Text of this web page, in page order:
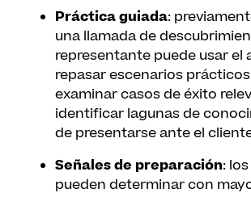
Práctica guiada:
una llamada de
representante puede usar el
repasar escenarios
examinar casos de éxito
identificar lagunas de
de presentarse ante el
Señales de preparación:
pueden determinar con